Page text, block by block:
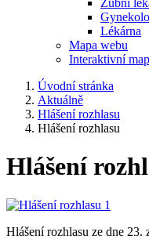
Zubní
Lékárna
Mapa webu
Interaktivní
Úvodní stránka
Aktuálně
Hlášení rozhlasu
Hlášení rozhlasu
Hlášení
Hlášení rozhlasu ze dne 23.